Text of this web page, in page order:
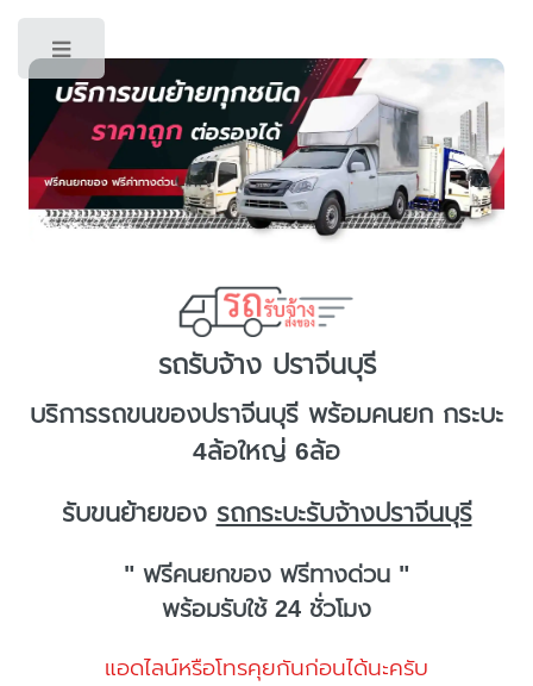
รถรับจ้าง ปราจีนบุรี
บริการรถขนของปราจีนบุรี พร้อมคนยก กระบะ
4ล้อใหญ่ 6ล้อ
รับขนย้ายของ รถกระบะรับจ้างปราจีนบุรี
" ฟรีคนยกของ ฟรีทางด่วน "
พร้อมรับใช้ 24 ชั่วโมง
แอดไลน์หรือโทรคุยกันก่อนได้นะครับ
Toggle